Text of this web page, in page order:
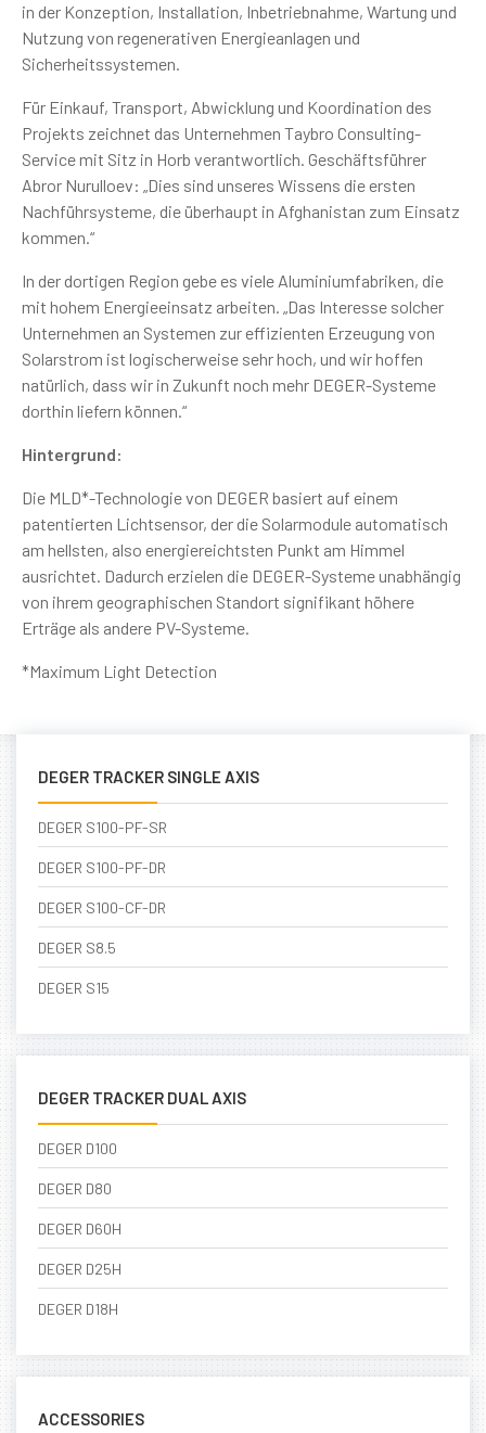
in der Konzeption, Installation, Inbetriebnahme, Wartung und
Nutzung von regenerativen Energieanlagen und
Sicherheitssystemen.
Für Einkauf, Transport, Abwicklung und Koordination des
Projekts zeichnet das Unternehmen Taybro Consulting-
Service mit Sitz in Horb verantwortlich. Geschäftsführer
Abror Nurulloev: „Dies sind unseres Wissens die ersten
Nachführsysteme, die überhaupt in Afghanistan zum Einsatz
kommen.“
In der dortigen Region gebe es viele Aluminiumfabriken, die
mit hohem Energieeinsatz arbeiten. „Das Interesse solcher
Unternehmen an Systemen zur effizienten Erzeugung von
Solarstrom ist logischerweise sehr hoch, und wir hoffen
natürlich, dass wir in Zukunft noch mehr DEGER-Systeme
dorthin liefern können.“
Hintergrund:
Die MLD*-Technologie von DEGER basiert auf einem
patentierten Lichtsensor, der die Solarmodule automatisch
am hellsten, also energiereichtsten Punkt am Himmel
ausrichtet. Dadurch erzielen die DEGER-Systeme unabhängig
von ihrem geographischen Standort signifikant höhere
Erträge als andere PV-Systeme.
*Maximum Light Detection
DEGER TRACKER SINGLE AXIS
DEGER S100-PF-SR
DEGER S100-PF-DR
DEGER S100-CF-DR
DEGER S8.5
DEGER S15
DEGER TRACKER DUAL AXIS
DEGER D100
DEGER D80
DEGER D60H
DEGER D25H
DEGER D18H
ACCESSORIES